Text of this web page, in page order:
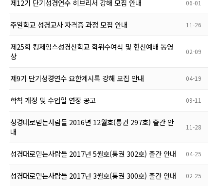
제12기 단기성경연수 히브리서 강해 모집 안내 06-01
주일학교 성경교사 자격증 과정 모집 안내 11-26
제25회 킹제임스성경신학교 학위수여식 및 헌신예배 동영
상
02-09
제9기 단기성경연수 요한계시록 강해 모집 안내 04-19
학칙 개정 및 수업일 연장 공고 09-11
성경대로믿는사람들 2016년 12월호(통권 297호) 출간 안
내
11-28
성경대로믿는사람들 2017년 5월호(통권 302호) 출간 안내 04-25
성경대로믿는사람들 2017년 3월호(통권 300호) 출간 안내 02-25